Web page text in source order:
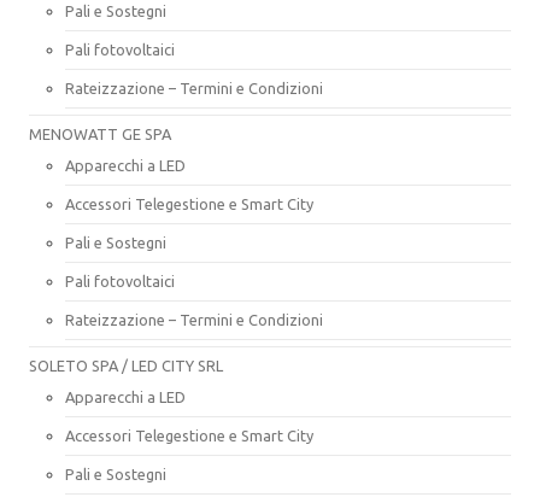
Pali e Sostegni
Pali fotovoltaici
Rateizzazione – Termini e Condizioni
MENOWATT GE SPA
Apparecchi a LED
Accessori Telegestione e Smart City
Pali e Sostegni
Pali fotovoltaici
Rateizzazione – Termini e Condizioni
SOLETO SPA / LED CITY SRL
Apparecchi a LED
Accessori Telegestione e Smart City
Pali e Sostegni